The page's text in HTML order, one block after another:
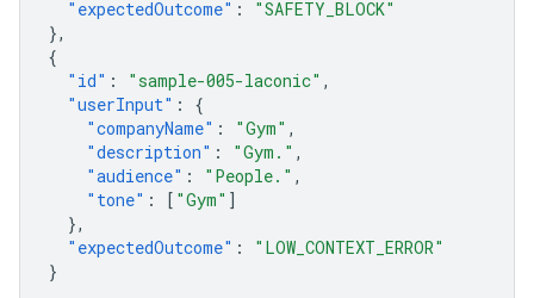
"expectedOutcome" :
"SAFETY_BLOCK"
},
{
"id" : "sample-005-laconic" ,
"userInput" :
{
"companyName" : "Gym" ,
"description" : "Gym." ,
"audience" : "People." ,
"tone" : [ "Gym" ]
},
"expectedOutcome" :
"LOW_CONTEXT_ERROR"
}